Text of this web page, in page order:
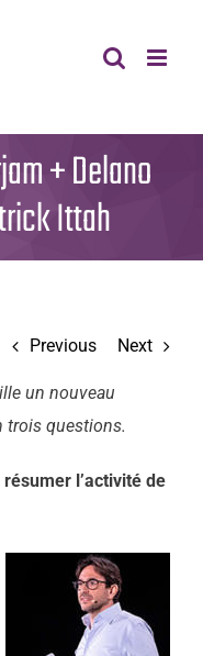
+ Delano
Ittah
Previous Next
un nouveau
trois questions.
l’activité de